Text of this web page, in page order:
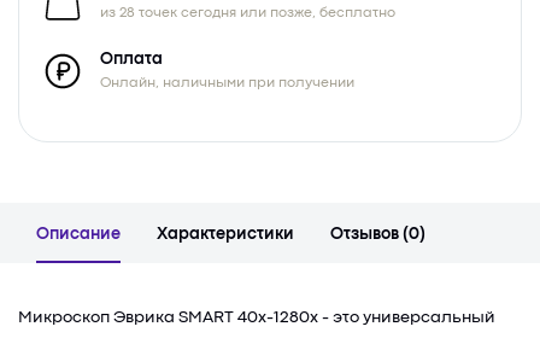
из 28 точек сегодня или позже, бесплатно
Оплата
Онлайн, наличными при получении
Описание Характеристики Отзывов (0)
Микроскоп Эврика SMART 40х-1280х - это универсальный